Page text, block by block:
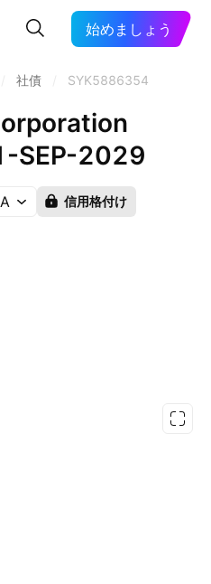
始めましょう
社債 SYK5886354
SEP-2029
信用格付け